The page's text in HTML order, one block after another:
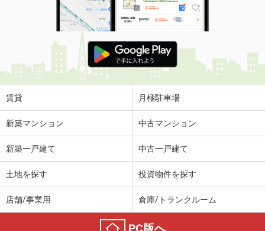
賃貸 月極駐車場
新築マンション 中古マンション
新築一戸建て 中古一戸建て
土地を探す 投資物件を探す
店舗/事業用 倉庫/トランクルーム